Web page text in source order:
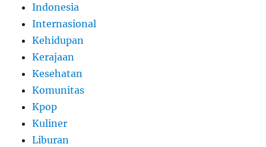
Indonesia
Internasional
Kehidupan
Kerajaan
Kesehatan
Komunitas
Kpop
Kuliner
Liburan